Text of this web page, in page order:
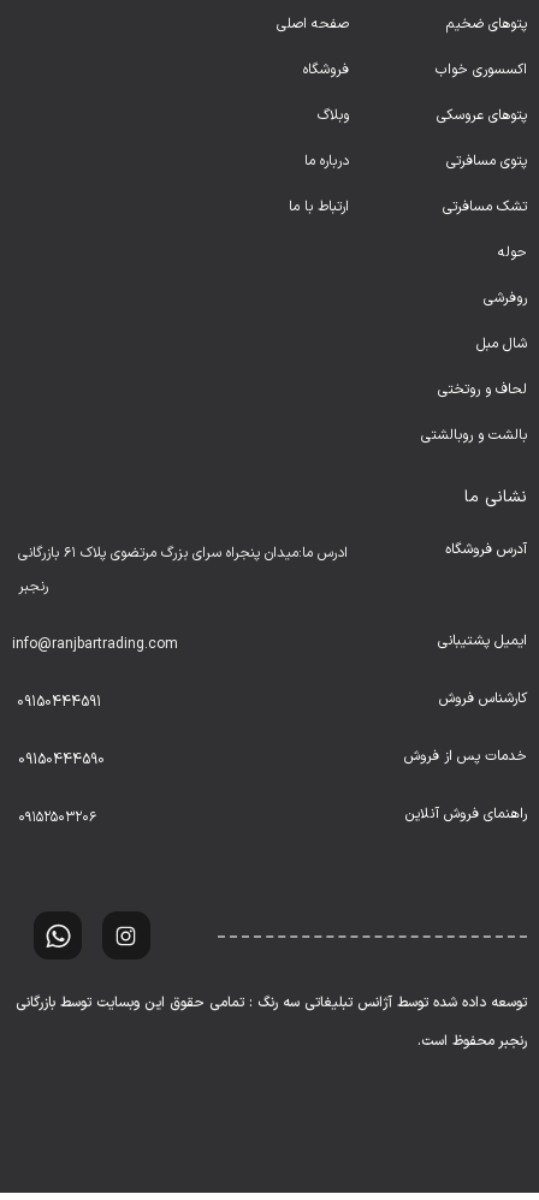
پتوهای ضخیم
اکسسوری خواب
پتوهای عروسکی
پتوی مسافرتی
تشک مسافرتی
حوله
روفرشی
شال مبل
لحاف و روتختی
بالشت و روبالشتی
صفحه اصلی
فروشگاه
وبلاگ
درباره ما
ارتباط با ما
نشانی ما
آدرس فروشگاه
ادرس ما:میدان پنجراه سرای بزرگ مرتضوی پلاک ۶۱ بازرگانی
رنجبر
ایمیل پشتیبانی info@ranjbartrading.com
کارشناس فروش 09150444591
خدمات پس از فروش 09150444590
راهنمای فروش آنلاین ۰۹۱۵۲۵۰۳۲۰۶
توسعه داده شده توسط آژانس تبلیغاتی سه رنگ : تمامی حقوق این وبسایت توسط بازرگانی
رنجبر محفوظ است.